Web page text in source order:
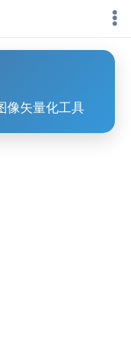
像矢量化工具